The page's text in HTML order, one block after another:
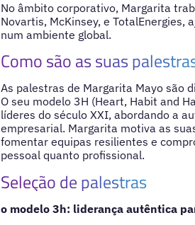
No âmbito corporativo, Margarita
Novartis, McKinsey, e
num ambiente global.
Como são as suas
As palestras de Margarita Mayo são
O seu modelo 3H (Heart, Habit and
líderes do século XXI, abordando a
empresarial. Margarita motiva as
fomentar equipas resilientes e
pessoal quanto profissional.
Seleção de palestras
o modelo 3h: liderança autêntica